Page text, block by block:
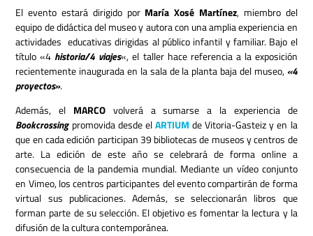
El evento estará dirigido por María Xosé Martínez, miembro del
equipo de didáctica del museo y autora con una amplia experiencia en
actividades educativas dirigidas al público infantil y familiar. Bajo el
título «4historia/4 viajes«, el taller hace referencia a la exposición
recientemente inaugurada en la sala de la planta baja del museo, «4
proyectos».
Además, el MARCO volverá a sumarse a la experiencia de
Bookcrossingpromovida desde elARTIUM de Vitoria-Gasteiz y en la
que en cada edición participan 39 bibliotecas de museos y centros de
arte. La edición de este año se celebrará de forma online a
consecuencia de la pandemia mundial. Mediante un vídeo conjunto
en Vimeo, los centros participantes del evento compartirán de forma
virtual sus publicaciones. Además, se seleccionarán libros que
forman parte de su selección. El objetivo es fomentar la lectura y la
difusión de la cultura contemporánea.